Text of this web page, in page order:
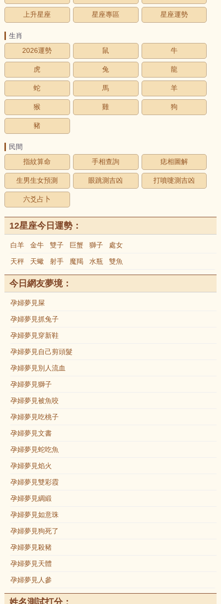
上升星座 星座專區 星座運勢
生肖
2026運勢
鼠 牛
虎 兔 龍
蛇 馬 羊
猴 雞 狗
豬
民間
指紋算命
手相查詢 痣相圖解
生男生女預測 眼跳測吉凶 打噴嚏測吉凶
六爻占卜
12星座今日運勢：
白羊 金牛 雙子 巨蟹 獅子 處女
天秤 天蠍 射手 魔羯 水瓶 雙魚
今日網友夢境：
孕婦夢見屎
孕婦夢見抓兔子
孕婦夢見穿新鞋
孕婦夢見自己剪頭髮
孕婦夢見別人流血
孕婦夢見獅子
孕婦夢見被魚咬
孕婦夢見吃桃子
孕婦夢見文書
孕婦夢見蛇吃魚
孕婦夢見焰火
孕婦夢見雙彩霞
孕婦夢見綢緞
孕婦夢見如意珠
孕婦夢見狗死了
孕婦夢見殺豬
孕婦夢見天體
孕婦夢見人參
姓名測試打分：